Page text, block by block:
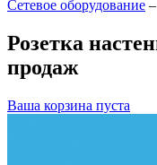
Сетевое оборудование –
Розетка
продаж
Ваша корзина пуста